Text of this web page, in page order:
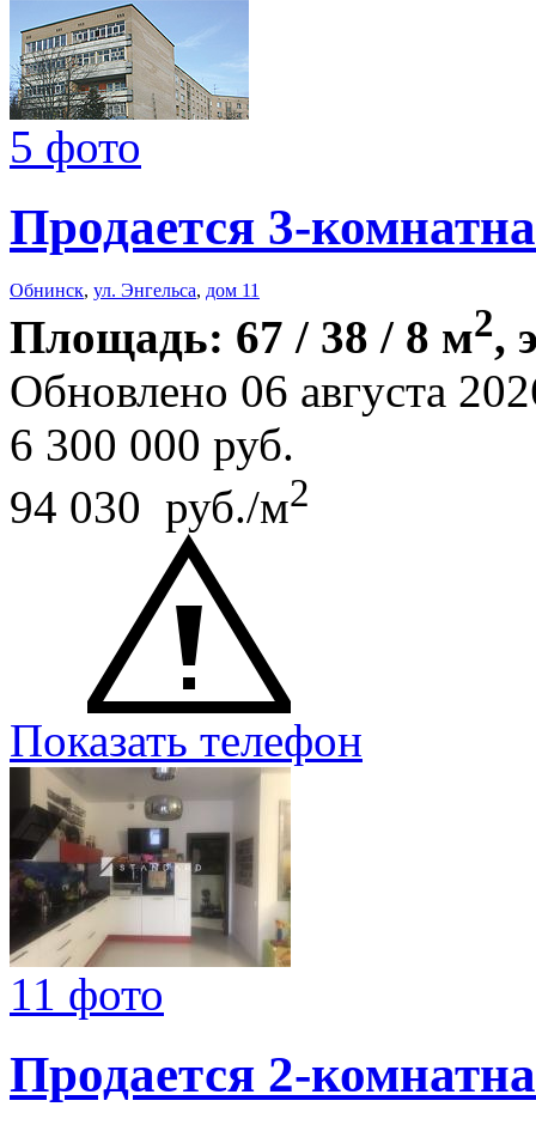
5 фото
Продается 3-
Обнинск, ул. Энгельса, дом 11
Площадь: 67 / 38 / 8 м2,
Обновлено 06 августа
6 300 000 руб.
94 030 руб./м2
Показать телефон
11 фото
Продается 2-